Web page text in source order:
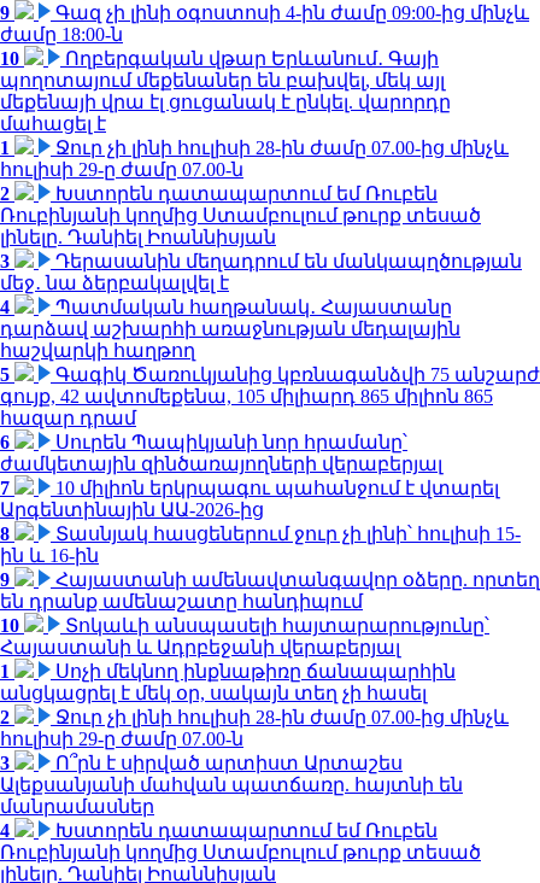
9
Գազ չի լինի օգոստոսի 4-ին ժամը 09:00-ից մինչև
ժամը 18:00-ն
10
Ողբերգական վթար Երևանում․ Գայի
պողոտայում մեքենաներ են բախվել, մեկ այլ
մեքենայի վրա էլ ցուցանակ է ընկել. վարորդը
մահացել է
1
Ջուր չի լինի հուլիսի 28-ին ժամը 07.00-ից մինչև
հուլիսի 29-ը ժամը 07.00-ն
2
Խստորեն դատապարտում եմ Ռուբեն
Ռուբինյանի կողմից Ստամբուլում թուրք տեսած
լինելը. Դանիել Իոաննիսյան
3
Դերասանին մեղադրում են մանկապղծության
մեջ․ նա ձերբակալվել է
4
Պատմական հաղթանակ․ Հայաստանը
դարձավ աշխարհի առաջնության մեդալային
հաշվարկի հաղթող
5
Գագիկ Ծառուկյանից կբռնագանձվի 75 անշարժ
գույք, 42 ավտոմեքենա, 105 միլիարդ 865 միլիոն 865
հազար դրամ
6
Սուրեն Պապիկյանի նոր հրամանը՝
ժամկետային զինծառայողների վերաբերյալ
7
10 միլիոն երկրպագու պահանջում է վտարել
Արգենտինային ԱԱ-2026-ից
8
Տասնյակ հասցեներում ջուր չի լինի՝ հուլիսի 15-
ին և 16-ին
9
Հայաստանի ամենավտանգավոր օձերը. որտեղ
են դրանք ամենաշատը հանդիպում
10
Տոկաևի անսպասելի հայտարարությունը՝
Հայաստանի և Ադրբեջանի վերաբերյալ
1
Սոչի մեկնող ինքնաթիռը ճանապարհին
անցկացրել է մեկ օր, սակայն տեղ չի հասել
2
Ջուր չի լինի հուլիսի 28-ին ժամը 07.00-ից մինչև
հուլիսի 29-ը ժամը 07.00-ն
3
Ո՞րն է սիրված արտիստ Արտաշես
Ալեքսանյանի մահվան պատճառը. հայտնի են
մանրամասներ
4
Խստորեն դատապարտում եմ Ռուբեն
Ռուբինյանի կողմից Ստամբուլում թուրք տեսած
լինելը. Դանիել Իոաննիսյան